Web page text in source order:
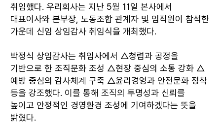
취임했다. 우리회사는 지난 5월 11일 본사에서
대표이사와 본부장, 노동조합 관계자 및 임직원이 참석한
가운데 신임 상임감사 취임식을 개최했다.
박정식 상임감사는 취임사에서 △청렴과 공정을
기반으로 한 조직문화 조성 △현장 중심의 소통 강화 △
예방 중심의 감사체계 구축 △윤리경영과 안전문화 정착
등을 강조했다. 이를 통해 조직의 투명성과 신뢰를
높이고 안정적인 경영환경 조성에 기여하겠다는 뜻을
밝혔다.